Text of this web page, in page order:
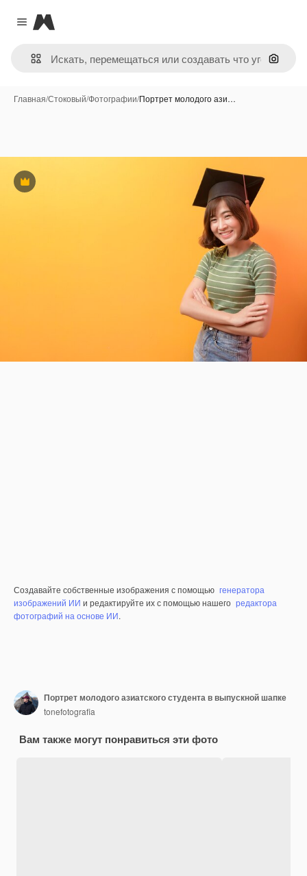
Close menu
Magnific
Поиск
Главная/Стоковый/Фотографии/Портрет молодого ази…
Премиум
Создавайте собственные изображения с помощью генератора
изображений ИИ и редактируйте их с помощью нашего редактора
фотографий на основе ИИ.
Портрет молодого азиатского студента в выпускной шапке
tonefotografia
Вам также могут понравиться эти фото